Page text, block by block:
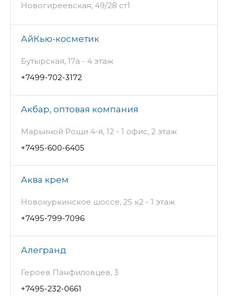
Новогиреевская, 49/28 ст1
АйКью-косметик
Бутырская, 17а - 4 этаж
+7499-702-3172
Акбар, оптовая компания
Марьиной Рощи 4-я, 12 - 1 офис, 2 этаж
+7495-600-6405
Аква крем
Новокуркинское шоссе, 25 к2 - 1 этаж
+7495-799-7096
Алегранд
Героев Панфиловцев, 3
+7495-232-0661